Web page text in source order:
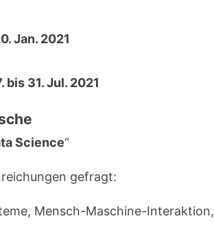
Jan. 2021
bis 31. Jul. 2021
Science“
gefragt:
Mensch-Maschine-Interaktion,